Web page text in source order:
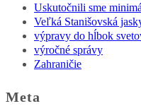
Uskutočnili sme
Veľká Stanišovská
výpravy do hĺbok
výročné správy
Zahraničie
Meta